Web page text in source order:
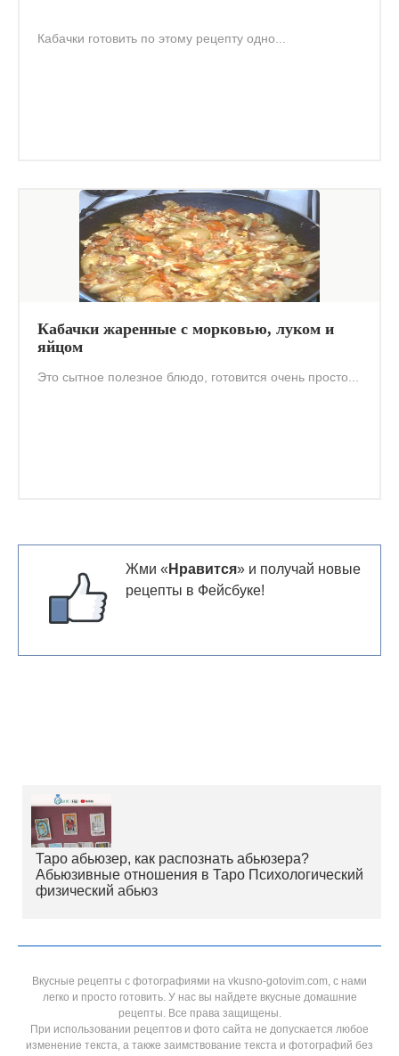
Кабачки готовить по этому рецепту одно...
Кабачки жаренные с морковью, луком и
яйцом
Это сытное полезное блюдо, готовится очень просто...
Жми « Нравится» и получай новые
рецепты в Фейсбуке!
Таро абьюзер, как распознать абьюзера?
Абьюзивные отношения в Таро Психологический
физический абьюз
Вкусные рецепты с фотографиями на vkusno-gotovim.com, с нами
легко и просто готовить. У нас вы найдете вкусные домашние
рецепты. Все права защищены.
При использовании рецептов и фото сайта не допускается любое
изменение текста, а также заимствование текста и фотографий без